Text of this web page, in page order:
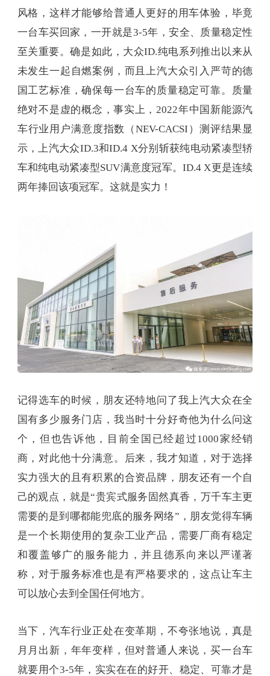
风格，这样才能够给普通人更好的用车体验，毕竟
一台车买回家，一开就是3-5年，安全、质量稳定性
至关重要。确是如此，大众ID.纯电系列推出以来从
未发生一起自燃案例，而且上汽大众引入严苛的德
国工艺标准，确保每一台车的质量稳定可靠。质量
绝对不是虚的概念，事实上，2022年中国新能源汽
车行业用户满意度指数（NEV-CACSI）测评结果显
示，上汽大众ID.3和ID.4 X分别斩获纯电动紧凑型轿
车和纯电动紧凑型SUV满意度冠军。ID.4 X更是连续
两年捧回该项冠军。这就是实力！
记得选车的时候，朋友还特地问了我上汽大众在全
国有多少服务门店，我当时十分好奇他为什么问这
个，但也告诉他，目前全国已经超过1000家经销
商，对此他十分满意。后来，我才知道，对于选择
实力强大的且有积累的合资品牌，朋友还有一个自
己的观点，就是“贵宾式服务固然真香，万千车主更
需要的是到哪都能兜底的服务网络”，朋友觉得车辆
是一个长期使用的复杂工业产品，需要厂商有稳定
和覆盖够广的服务能力，并且德系向来以严谨著
称，对于服务标准也是有严格要求的，这点让车主
可以放心去到全国任何地方。
当下，汽车行业正处在变革期，不夸张地说，真是
月月出新，年年变样，但对普通人来说，买一台车
就要用个3-5年，实实在在的好开、稳定、可靠才是